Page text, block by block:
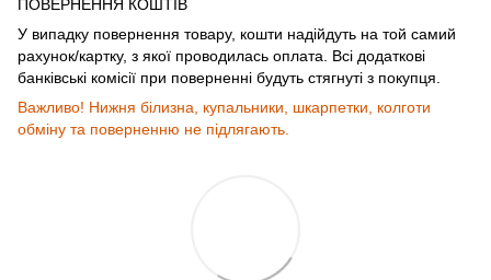
ПОВЕРНЕННЯ КОШТІВ
У випадку повернення товару, кошти надійдуть на той самий
рахунок/картку, з якої проводилась оплата. Всі додаткові
банківські комісії при поверненні будуть стягнуті з покупця.
Важливо! Нижня білизна, купальники, шкарпетки, колготи
обміну та поверненню не підлягають.